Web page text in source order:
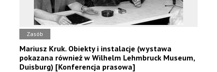
Zasób
Mariusz Kruk. Obiekty i instalacje (wystawa
pokazana również w Wilhelm Lehmbruck Museum,
Duisburg) [Konferencja prasowa]